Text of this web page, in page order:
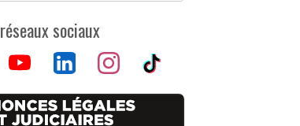
réseaux sociaux